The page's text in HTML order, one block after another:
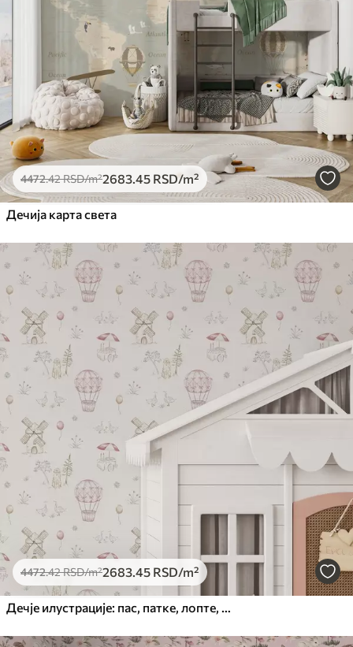
Стандард
4472.42 2683 .45 RSD/m²
Премиум
5525.003315.00RSD/m²
Премиум
6333.33 .00 RSD /m²
4472.42RSD/m²2683.45 RSD/m²
Дечија карта света
4472.42RSD/m²2683.45 RSD/m²
Дечје илустрације: пас, патке, лопте, млин